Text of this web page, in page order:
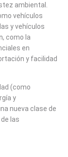
ambiental.
vehículos
y vehículos
como la
en
y facilidad
(como
y
nueva clase de
las